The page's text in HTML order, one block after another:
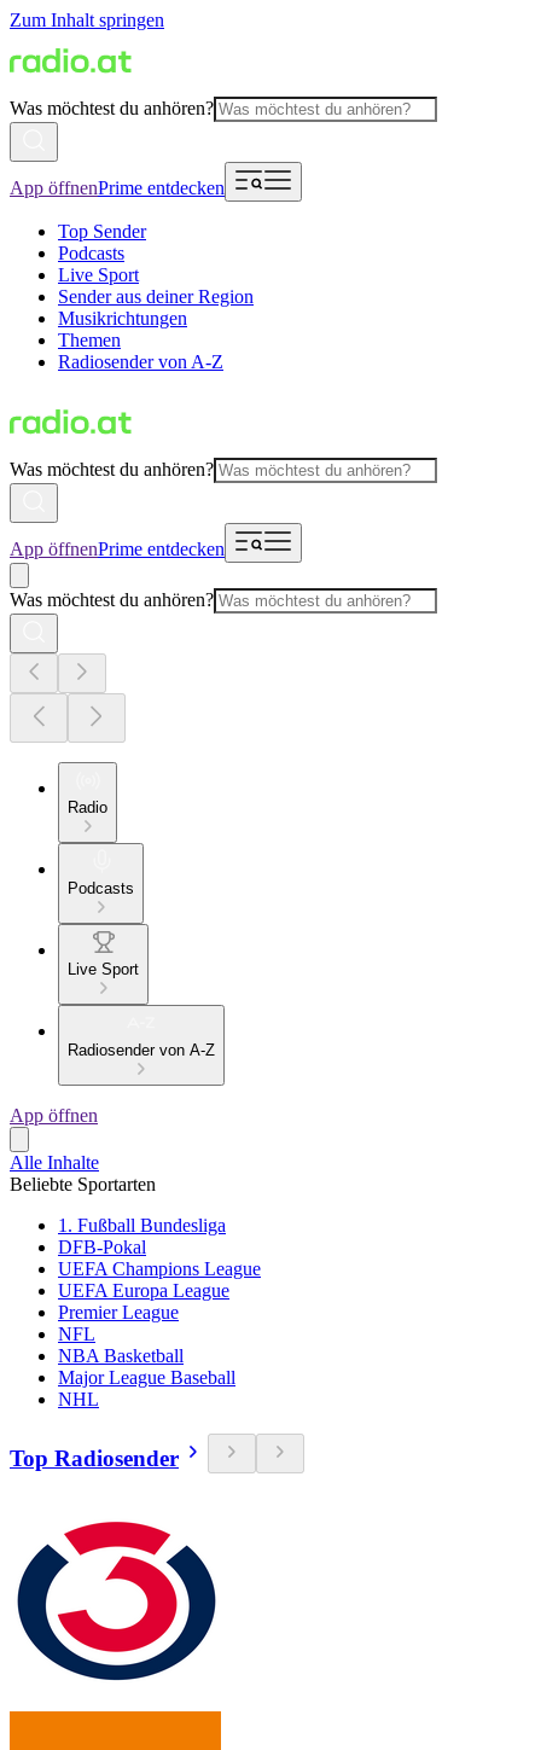
Zum Inhalt springen
Was möchtest du anhören?
App öffnenPrime entdecken
Top Sender
Podcasts
Live Sport
Sender aus deiner Region
Musikrichtungen
Themen
Radiosender von A-Z
Was möchtest du anhören?
App öffnenPrime entdecken
Was möchtest du anhören?
Radio
Podcasts
Live Sport
Radiosender von A-Z
App öffnen
Alle Inhalte
Beliebte Sportarten
1. Fußball Bundesliga
DFB-Pokal
UEFA Champions League
UEFA Europa League
Premier League
NFL
NBA Basketball
Major League Baseball
NHL
Top Radiosender